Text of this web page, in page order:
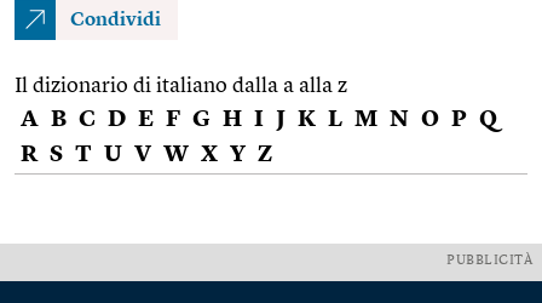
Condividi
Il dizionario di italiano dalla a alla z
A B C D E F G H I J K L M N O P Q
R S T U V W X Y Z
PUBBLICITÀ